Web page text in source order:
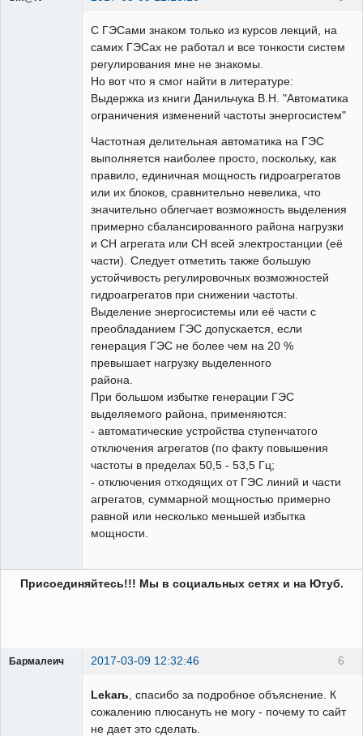
С ГЭСами знаком только из курсов лекций, на
самих ГЭСах не работал и все тонкости систем
регулирования мне не знакомы.
Но вот что я смог найти в литературе:
Выдержка из книги Данильчука В.Н. "Автоматика
ограничения изменений частоты энергосистем"
Частотная делительная автоматика на ГЭС
выполняется наиболее просто, поскольку, как
правило, единичная мощность гидроагрегатов
или их блоков, сравнительно невелика, что
значительно облегчает возможность выделения
примерно сбалансированного района нагрузки
и СН агрегата или СН всей электростанции (её
части). Следует отметить также большую
устойчивость регулировочных возможностей
гидроагрегатов при снижении частоты.
Выделение энергосистемы или её части с
преобладанием ГЭС допускается, если
генерация ГЭС не более чем на 20 %
превышает нагрузку выделенного
района.
При большом избытке генерации ГЭС
выделяемого района, применяются:
- автоматические устройства ступенчатого
отключения агрегатов (по факту повышения
частоты в пределах 50,5 - 53,5 Гц;
- отключения отходящих от ГЭС линий и части
агрегатов, суммарной мощностью примерно
равной или несколько меньшей избытка
мощности.
Присоединяйтесь!!! Мы в социальных сетях и на Ютуб.
6
Бармалеич 2017-03-09 12:32:46
Lekarь , спасибо за подробное объяснение. К
сожалению плюсануть не могу - почему то сайт
не дает это сделать.